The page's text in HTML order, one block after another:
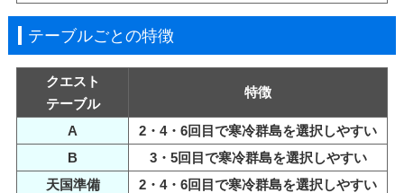
テーブルごとの特徴
クエスト
テーブル
特徴
A
2・4・6回目で寒冷群島を選択しやすい
B
3・5回目で寒冷群島を選択しやすい
天国準備
2・4・6回目で寒冷群島を選択しやすい